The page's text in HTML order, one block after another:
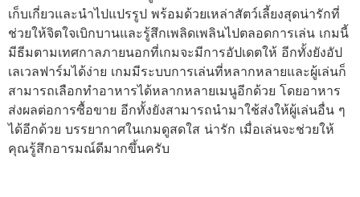
เก็บเกี่ยวและนำไปแปรรูป พร้อมด้วยเหล่าสัตว์เลี้ยงสุดน่ารักที่
ช่วยให้จิตใจเบิกบานและรู้สึกเพลิดเพลินไปตลอดการเล่น เกมนี้
มีธีมตามเทศกาลภายนอกที่เกมจะมีการอัปเดตให้ อีกทั้งยังอัป
เลเวลฟาร์มได้ง่าย เกมมีระบบการเล่นที่หลากหลายและผู้เล่นก็
สามารถเลือกทำอาหารได้หลากหลายเมนูอีกด้วย โดยอาหาร
ส่งผลต่อการซื้อขาย อีกทั้งยังสามารถนำมาใช้ส่งให้ผู้เล่นอื่น ๆ
ได้อีกด้วย บรรยากาศในเกมดูสดใส น่ารัก เมื่อเล่นจะช่วยให้
คุณรู้สึกอารมณ์ดีมากขึ้นครับ